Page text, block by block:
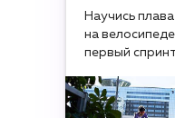
Научись
на
первый спринт